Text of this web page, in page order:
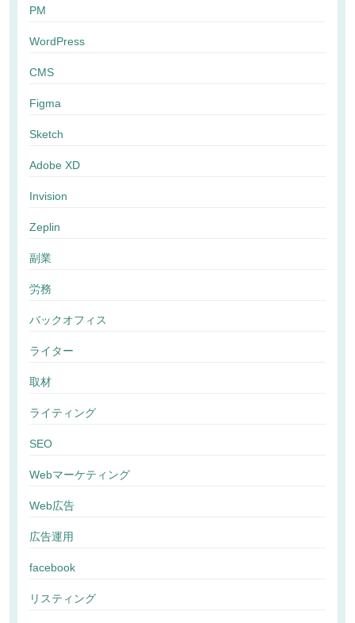
PM
WordPress
CMS
Figma
Sketch
Adobe XD
Invision
Zeplin
副業
労務
バックオフィス
ライター
取材
ライティング
SEO
Webマーケティング
Web広告
広告運用
facebook
リスティング